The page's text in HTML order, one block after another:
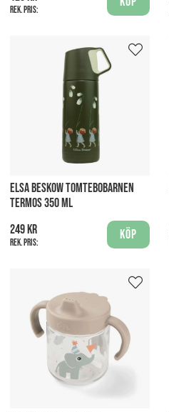
Rek. pris:
ELSA BESKOW TOMTEBOBARNEN
TERMOS 350 ML
249 kr
Rek. pris:
Köp